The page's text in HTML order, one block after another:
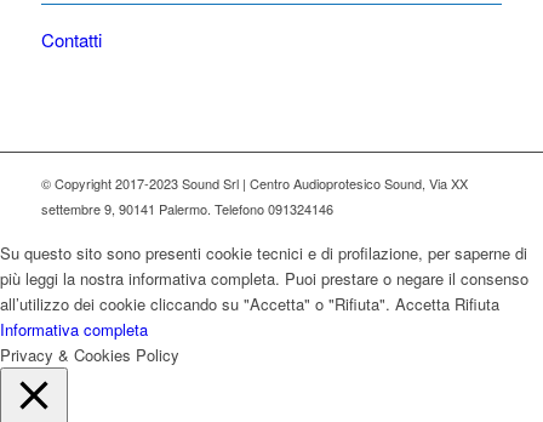
Contatti
© Copyright 2017-2023 Sound Srl | Centro Audioprotesico Sound, Via XX
settembre 9, 90141 Palermo. Telefono 091324146
Su questo sito sono presenti cookie tecnici e di profilazione, per saperne di
più leggi la nostra informativa completa. Puoi prestare o negare il consenso
all’utilizzo dei cookie cliccando su "Accetta" o "Rifiuta". Accetta Rifiuta
Informativa completa
Privacy & Cookies Policy